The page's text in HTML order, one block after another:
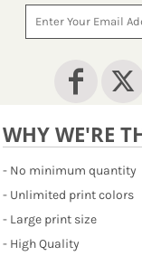
WHY WE'RE
- No minimum quantity
- Unlimited print colors
- Large print size
- High Quality